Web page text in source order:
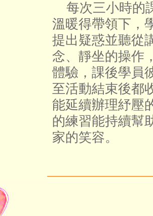
每次三小時的
溫暖得帶領下，
提出疑惑並聽從
念、靜坐的操作
體驗，課後學員
至活動結束後都
能延續辦理紓壓
的練習能持續幫
家的笑容。